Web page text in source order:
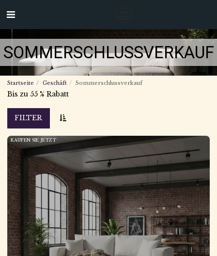
SOMMERSCHLUSSVERKAUF
Startseite Geschäft Sommerschlussverkauf
Bis zu 55 % Rabatt
FILTER
KAUFEN SIE JETZT